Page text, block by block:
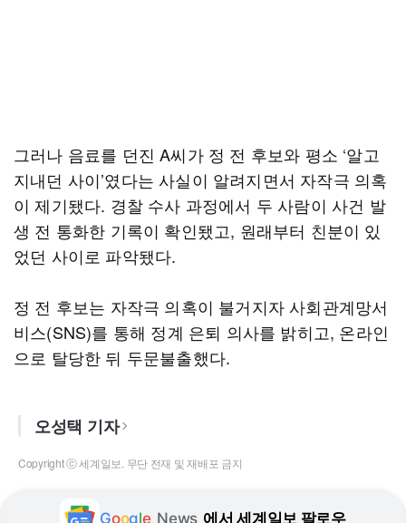
그러나 음료를 던진 A씨가 정 전 후보와 평소 ‘알고
지내던 사이’였다는 사실이 알려지면서 자작극 의혹
이 제기됐다. 경찰 수사 과정에서 두 사람이 사건 발
생 전 통화한 기록이 확인됐고, 원래부터 친분이 있
었던 사이로 파악됐다.
정 전 후보는 자작극 의혹이 불거지자 사회관계망서
비스(SNS)를 통해 정계 은퇴 의사를 밝히고, 온라인
으로 탈당한 뒤 두문불출했다.
오성택 기자
Copyright ⓒ 세계일보. 무단 전재 및 재배포 금지
Google News 에서 세계일보 팔로우